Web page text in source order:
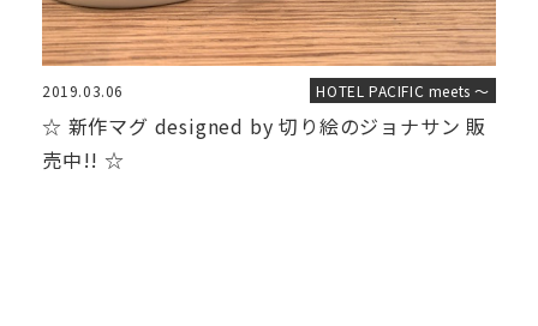
2019.03.06 HOTEL PACIFIC meets ～
☆ 新作マグ designed by 切り絵のジョナサン 販
売中!! ☆